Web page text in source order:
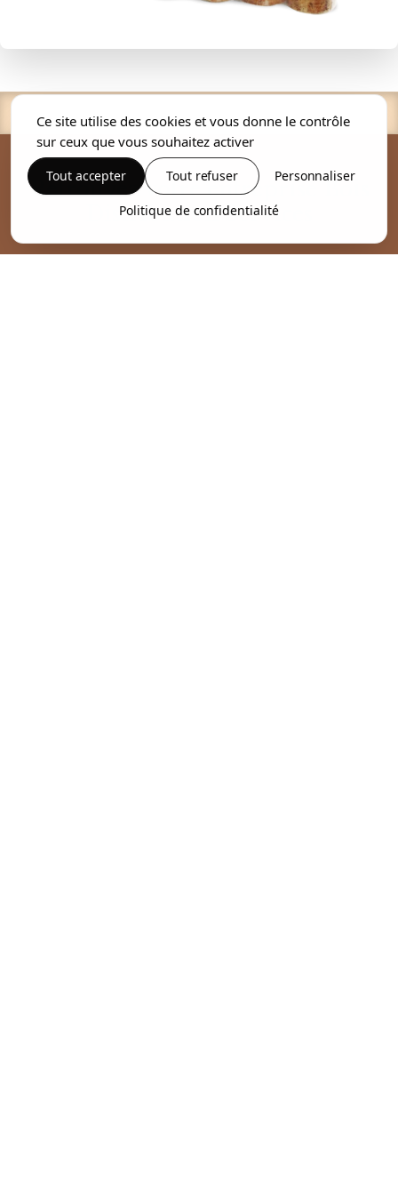
Retrouvez votre entreprise Bois
Distribution Services
Ce site utilise des cookies et vous donne le contrôle
sur ceux que vous souhaitez activer
Tout accepter Tout refuser Personnaliser
Politique de confidentialité